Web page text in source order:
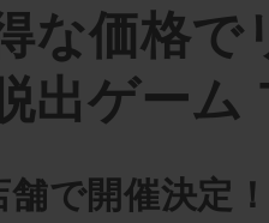
な価格で
出ゲーム
で開催決定！